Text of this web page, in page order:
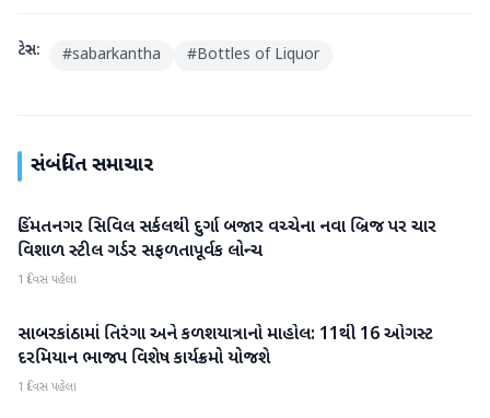
ટેગ્સ: #sabarkantha #Bottles of Liquor
સંબંધિત સમાચાર
સાબરકાંઠા
હિંમતનગર સિવિલ સર્કલથી દુર્ગા બજાર વચ્ચેના નવા બ્રિજ પર ચાર
વિશાળ સ્ટીલ ગર્ડર સફળતાપૂર્વક લોન્ચ
1 દિવસ પહેલા
સાબરકાંઠા
સાબરકાંઠામાં તિરંગા અને કળશયાત્રાનો માહોલ: 11થી 16 ઓગસ્ટ
દરમિયાન ભાજપ વિશેષ કાર્યક્રમો યોજશે
1 દિવસ પહેલા